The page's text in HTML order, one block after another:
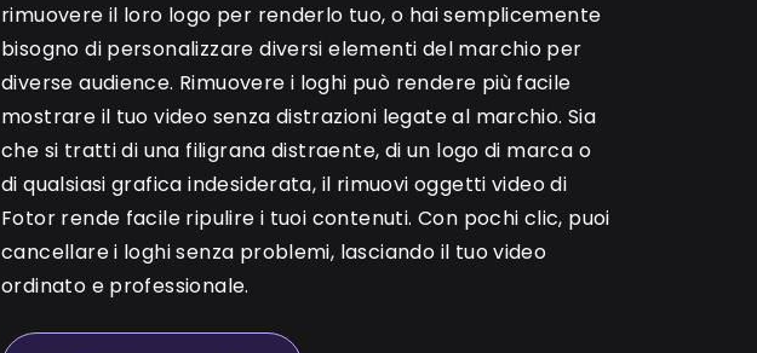
rimuovere il loro logo per renderlo tuo, o hai semplicemente
bisogno di personalizzare diversi elementi del marchio per
diverse audience. Rimuovere i loghi può rendere più facile
mostrare il tuo video senza distrazioni legate al marchio. Sia
che si tratti di una filigrana distraente, di un logo di marca o
di qualsiasi grafica indesiderata, il rimuovi oggetti video di
Fotor rende facile ripulire i tuoi contenuti. Con pochi clic, puoi
cancellare i loghi senza problemi, lasciando il tuo video
ordinato e professionale.